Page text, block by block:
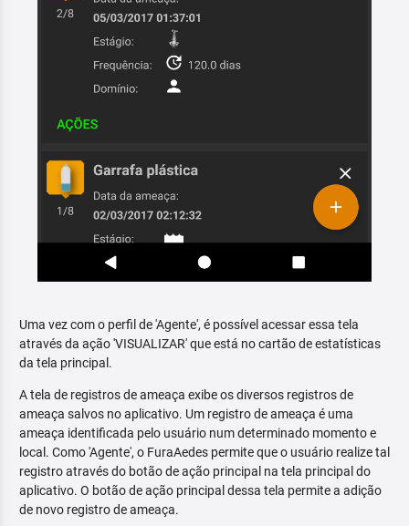
Uma vez com o perfil de 'Agente', é possível acessar essa tela
através da ação 'VISUALIZAR' que está no cartão de estatísticas
da tela principal.
A tela de registros de ameaça exibe os diversos registros de
ameaça salvos no aplicativo. Um registro de ameaça é uma
ameaça identificada pelo usuário num determinado momento e
local. Como 'Agente', o FuraAedes permite que o usuário realize tal
registro através do botão de ação principal na tela principal do
aplicativo. O botão de ação principal dessa tela permite a adição
de novo registro de ameaça.